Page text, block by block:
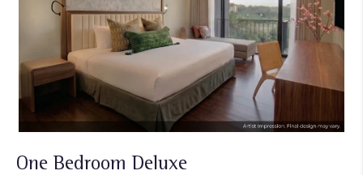
One Bedroom Deluxe